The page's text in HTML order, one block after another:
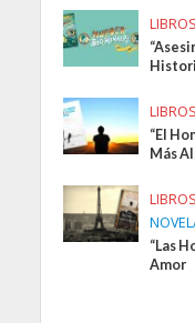
LIBROS
LIBROS
“El
Más
LIBROS
“Las
Amor